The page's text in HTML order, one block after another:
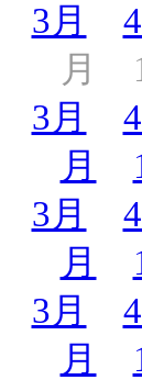
3月
月
3月
月
3月
月
3月
月